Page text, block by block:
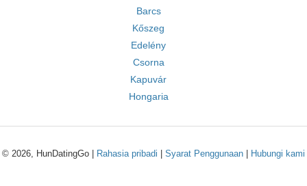
Barcs
Kőszeg
Edelény
Csorna
Kapuvár
Hongaria
© 2026, HunDatingGo | Rahasia pribadi Syarat Penggunaan Hubungi kami